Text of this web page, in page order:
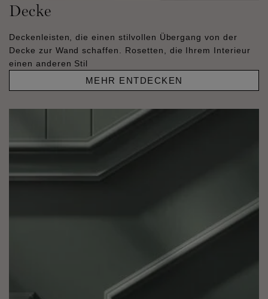
Decke
Deckenleisten, die einen stilvollen Übergang von der
Decke zur Wand schaffen. Rosetten, die Ihrem Interieur
einen anderen Stil
MEHR ENTDECKEN